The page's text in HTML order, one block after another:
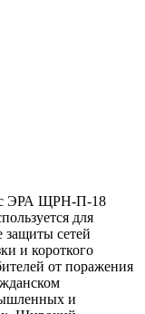
ЭРА ЩРН-П-18
для
защиты сетей
и короткого
от поражения
и